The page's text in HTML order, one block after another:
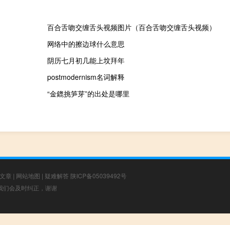
百合舌吻交缠舌头视频图片（百合舌吻交缠舌头视频）
网络中的擦边球什么意思
阴历七月初几能上坟拜年
postmodernism名词解释
“金鎞挑笋芽”的出处是哪里
章 | 网站地图 | 疑难解答 陕ICP备05039492号
们会及时纠正，谢谢